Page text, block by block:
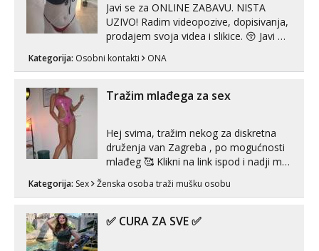
Javi se za ONLINE ZABAVU. NISTA
UZIVO! Radim videopozive, dopisivanja,
prodajem svoja videa i slikice. 😚 Javi mi
Telegram. +385 91 723 0045
Kategorija: Osobni kontakti ONA
Tražim mlađega za sex
Hej svima, tražim nekog za diskretna
druženja van Zagreba , po mogućnosti
mlađeg 🥰 Klikni na link ispod i nadji me
Kategorija: Sex Ženska osoba traži mušku osobu
✅ CURA ZA SVE ✅